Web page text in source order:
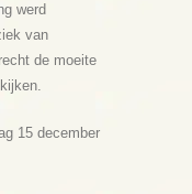
werd
van
de moeite
15 december